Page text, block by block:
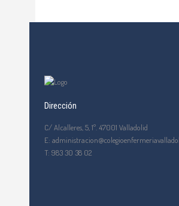
Dirección
C/ Alcalleres, 5, 1º. 47001 Valladolid
E:
T: 983 30 38 02